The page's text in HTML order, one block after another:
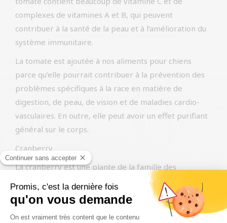
complexes de vitamines A et B, qui peuvent
contribuer à la santé de la peau et à l’amélioration du
système immunitaire.
La tomate est ajoutée à nos aliments pour chiens
parce qu’elle pourrait contribuer à la prévention des
problèmes spécifiques à la race en matière de
digestion, de peau, de vision et de maladies cardio-
vasculaires. En outre, elle peut avoir un effet purifiant
général sur le corps.
Cranberry
La cranberry est une plante de la famille des
bruyères. Aux Pays-Bas, cette plante se trouve
principalement sur les îles Wadden et est très rare
dans le reste du pays. Originaire d’Amérique du Nord,